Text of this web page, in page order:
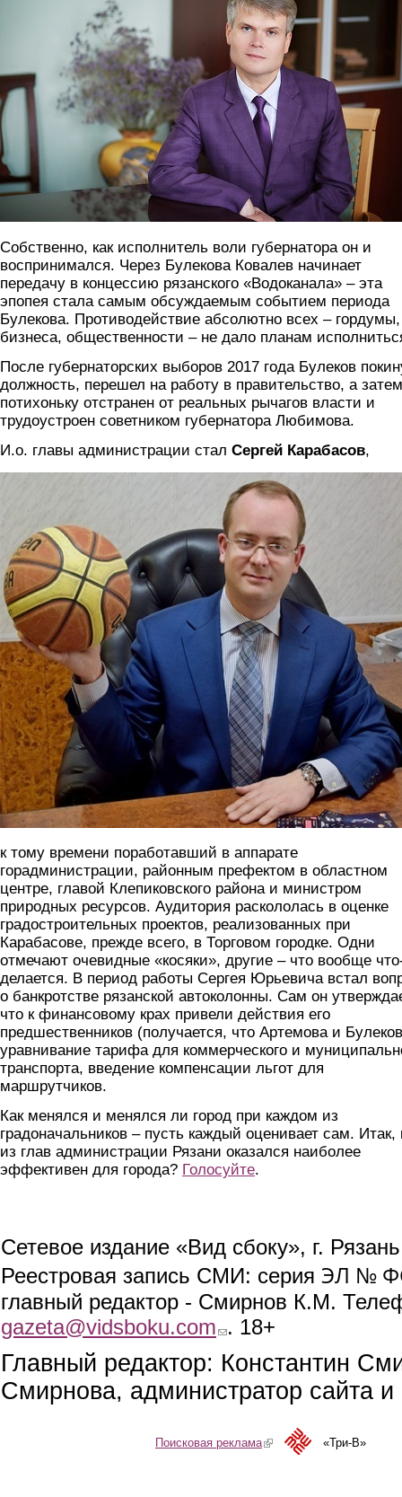
Собственно, как исполнитель воли губернатора он и
воспринимался. Через Булекова Ковалев начинает
передачу в концессию рязанского «Водоканала» – эта
эпопея стала самым обсуждаемым событием периода
Булекова. Противодействие абсолютно всех – гордумы,
бизнеса, общественности – не дало планам
После губернаторских выборов 2017 года Булеков
должность, перешел на работу в правительство, а затем
потихоньку отстранен от реальных рычагов власти и
трудоустроен советником губернатора Любимова.
И.о. главы администрации стал Сергей Карабасов,
к тому времени поработавший в аппарате
горадминистрации, районным префектом в областном
центре, главой Клепиковского района и министром
природных ресурсов. Аудитория раскололась в оценке
градостроительных проектов, реализованных при
Карабасове, прежде всего, в Торговом городке. Одни
отмечают очевидные «косяки», другие – что вообще
делается. В период работы Сергея Юрьевича встал
о банкротстве рязанской автоколонны. Сам он
что к финансовому крах привели действия его
предшественников (получается, что Артемова и
уравнивание тарифа для коммерческого и
транспорта, введение компенсации льгот для
маршрутчиков.
Как менялся и менялся ли город при каждом из
градоначальников – пусть каждый оценивает сам. Итак,
из глав администрации Рязани оказался наиболее
эффективен для города? Голосуйте.
Сетевое издание «Вид сбоку», г.
Реестровая запись СМИ: серия ЭЛ №
главный редактор - Смирнов К.М.
gazeta@vidsboku.com (link sends e-mail)
. 18+
Главный редактор: Константин
Смирнова, администратор сайта
Поисковая реклама(link is external)«Три-В»